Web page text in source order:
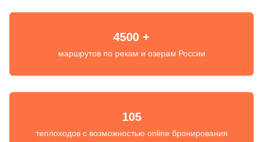
4500 +
маршрутов по рекам и озерам России
105
теплоходов с возможностью online бронирования